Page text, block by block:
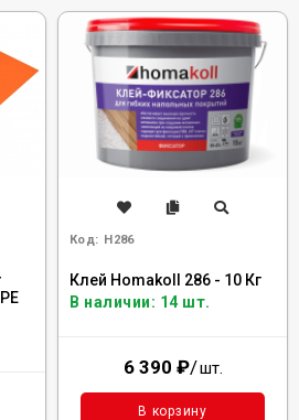
Код: H286
Клей Homakoll 286 - 10 Кг
В наличии: 14 шт.
6 390 ₽/шт.
В корзину